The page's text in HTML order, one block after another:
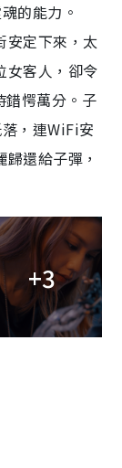
的能力。
安定下來，太
女客人，卻令
錯愕萬分。子
，連WiFi安
還給子彈，
+3